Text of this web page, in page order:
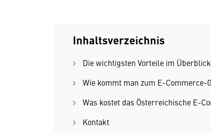
Inhaltsverzeichnis
Die wichtigsten Vorteile im
Wie kommt man zum E-Commerce-
Was kostet das Österreichische E-
Kontakt